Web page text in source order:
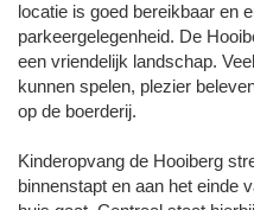
locatie is goed bereikbaar en
parkeergelegenheid. De
een vriendelijk landschap.
kunnen spelen, plezier
op de boerderij.
Kinderopvang de Hooiberg
binnenstapt en aan het einde